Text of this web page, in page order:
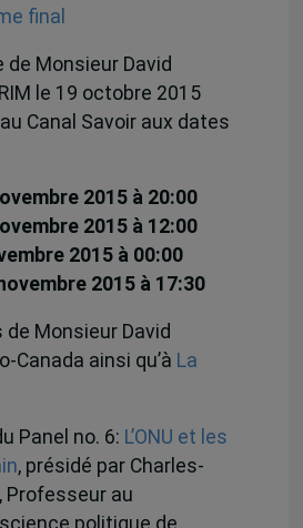
final
Monsieur David
le 19 octobre 2015
Canal Savoir aux dates
2015 à 20:00
2015 à 12:00
2015 à 00:00
2015 à 17:30
Monsieur David
Canada ainsi qu’à La
Panel no. 6: L’ONU et les
, présidé par Charles-
Professeur au
politique de